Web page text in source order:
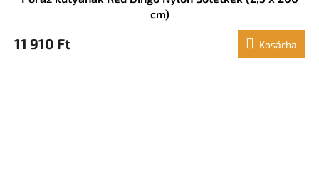
cm)
11 910 Ft Kosárba